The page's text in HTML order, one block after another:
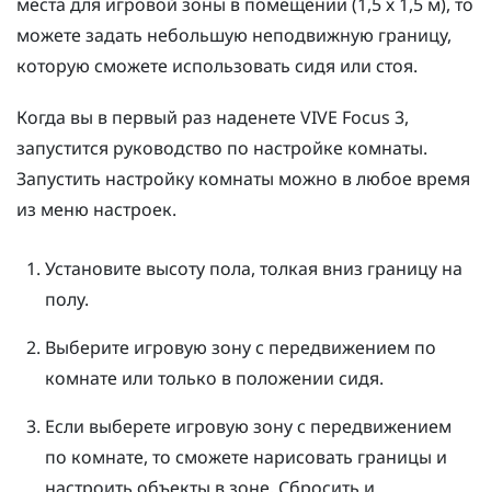
можете задать небольшую неподвижную границу,
которую сможете использовать сидя или стоя.
Когда вы в первый раз наденете VIVE Focus 3,
запустится руководство по настройке комнаты.
Запустить настройку комнаты можно в любое время
из меню настроек.
Установите высоту пола, толкая вниз границу на
полу.
Выберите игровую зону с передвижением по
комнате или только в положении сидя.
Если выберете игровую зону с передвижением
по комнате, то сможете нарисовать границы и